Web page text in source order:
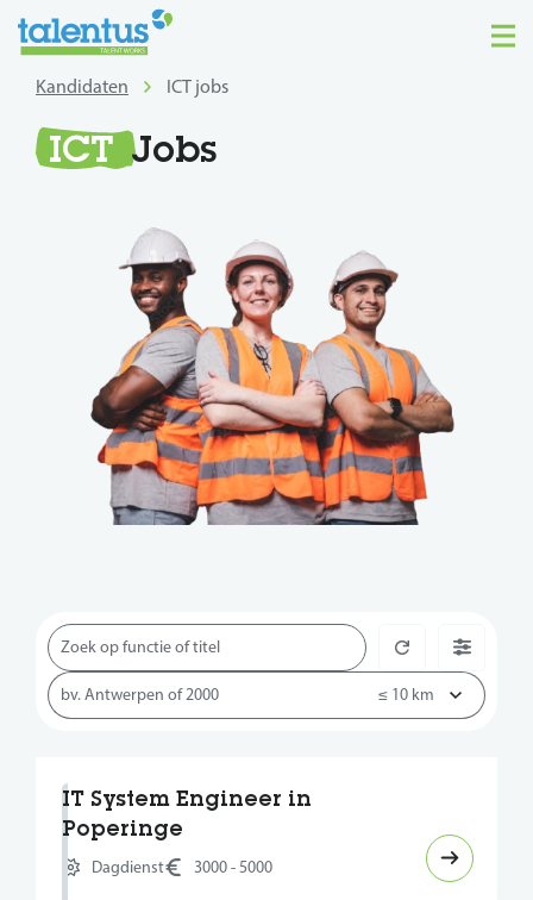
Kandidaten ICT jobs
ICT Jobs
IT System Engineer in
Poperinge
Dagdienst 3000 - 5000